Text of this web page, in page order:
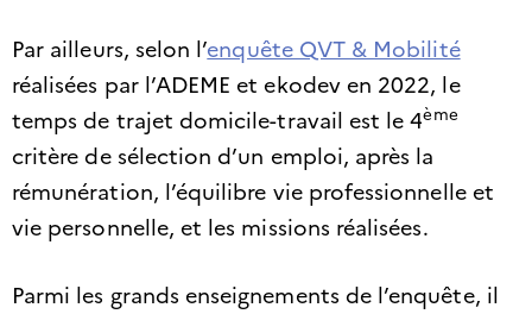
Par ailleurs, selon l’enquête QVT & Mobilité
réalisées par l’ADEME et ekodev en 2022, le
temps de trajet domicile-travail est le 4ème
critère de sélection d’un emploi, après la
rémunération, l’équilibre vie professionnelle et
vie personnelle, et les missions réalisées.
Parmi les grands enseignements de l’enquête, il